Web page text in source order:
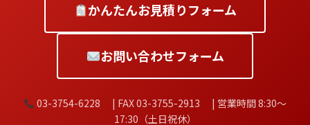
かんたんお見積りフォーム
お問い合わせフォーム
03-3754-6228 | FAX 03-3755-2913 | 営業時間 8:30〜
17:30（土日祝休）